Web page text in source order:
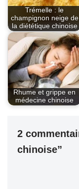
Trémelle : le
champignon neige de
la diététique chinoise
Rhume et grippe en
médecine chinoise
2
chinoise”